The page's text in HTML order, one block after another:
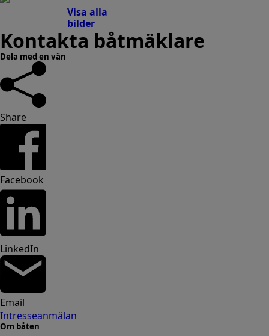
Visa alla
bilder
Kontakta båtmäklare
Dela med en vän
Share
Facebook
LinkedIn
Email
Intresseanmälan
Om båten